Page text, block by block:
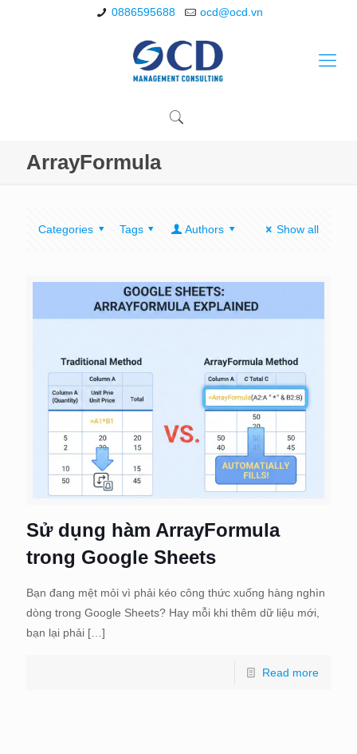
0886595688 ocd@ocd.vn
ArrayFormula
Categories Tags Authors Show all
Sử dụng hàm ArrayFormula
trong Google Sheets
Bạn đang mệt mỏi vì phải kéo công thức xuống hàng nghìn
dòng trong Google Sheets? Hay mỗi khi thêm dữ liệu mới,
bạn lại phải […]
Read more